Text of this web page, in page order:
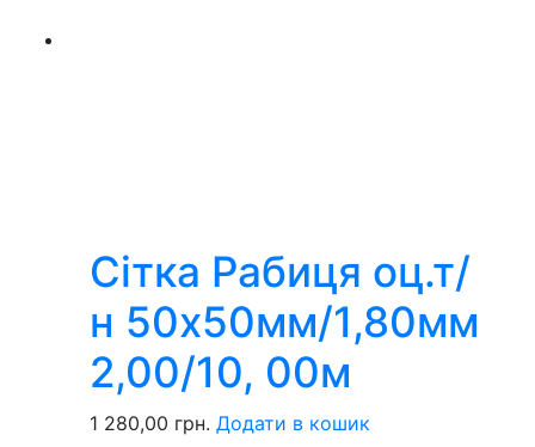
Сітка Рабиця оц.т/
н 50х50мм/1,80мм
2,00/10, 00м
1 280,00 грн. Додати в кошик